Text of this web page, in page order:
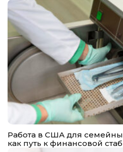
Работа в США для
как путь к финансовой